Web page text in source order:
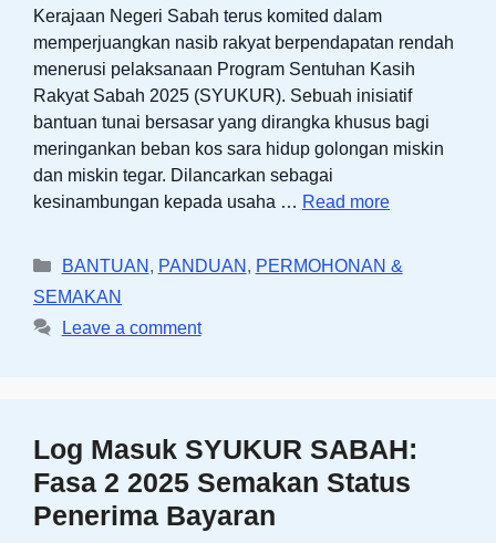
Kerajaan Negeri Sabah terus komited dalam
memperjuangkan nasib rakyat berpendapatan rendah
menerusi pelaksanaan Program Sentuhan Kasih
Rakyat Sabah 2025 (SYUKUR). Sebuah inisiatif
bantuan tunai bersasar yang dirangka khusus bagi
meringankan beban kos sara hidup golongan miskin
dan miskin tegar. Dilancarkan sebagai
kesinambungan kepada usaha … Read more
Categories
BANTUAN , PANDUAN , PERMOHONAN &
SEMAKAN
Leave a comment
Log Masuk SYUKUR SABAH:
Fasa 2 2025 Semakan Status
Penerima Bayaran